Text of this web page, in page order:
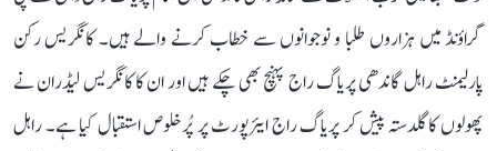
گراؤنڈ میں ہزاروں طلبا و نوجوانوں سے خطاب کرنے والے ہیں۔ کانگریس رکن
پارلیمنٹ راہل گاندھی پریاگ راج پہنچ بھی چکے ہیں اور ان کا کانگریس لیڈران نے
پھولوں کا گلدستہ پیش کر پریاگ راج ایئرپورٹ پر پُرخلوص استقبال کیا ہے۔ راہل